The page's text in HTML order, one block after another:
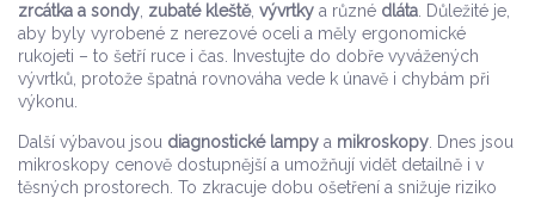
zrcátka a sondy zubaté kleště, vývrtky a různé dláta . Důležité je,
aby byly vyrobené z nerezové oceli a měly ergonomické
rukojeti – to šetří ruce i čas. Investujte do dobře vyvážených
vývrtků, protože špatná rovnováha vede k únavě i chybám při
výkonu.
Další výbavou jsou diagnostické lampy a mikroskopy . Dnes jsou
mikroskopy cenově dostupnější a umožňují vidět detailně i v
těsných prostorech. To zkracuje dobu ošetření a snižuje riziko